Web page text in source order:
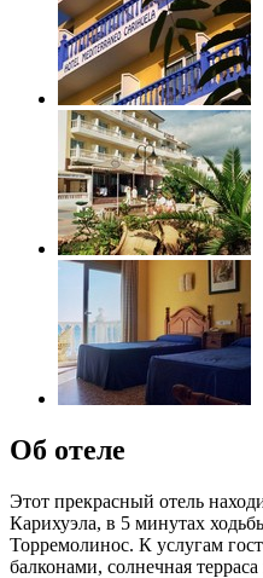
Об отеле
Этот прекрасный отель
Карихуэла, в 5 минутах
Торремолинос. К услугам
балконами, солнечная